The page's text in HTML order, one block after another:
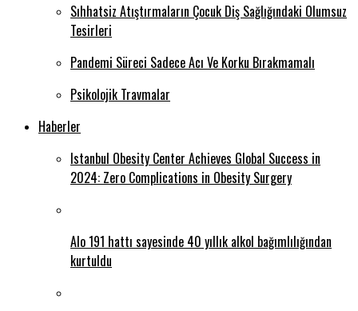
Sıhhatsiz Atıştırmaların Çocuk Diş Sağlığındaki Olumsuz
Tesirleri
Pandemi Süreci Sadece Acı Ve Korku Bırakmamalı
Psikolojik Travmalar
Haberler
Istanbul Obesity Center Achieves Global Success in
2024: Zero Complications in Obesity Surgery
Alo 191 hattı sayesinde 40 yıllık alkol bağımlılığından
kurtuldu